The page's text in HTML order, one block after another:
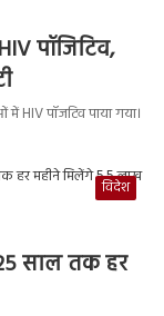
पॉजिटिव,
HIV पॉजटिव पाया गया।
विदेश
साल तक हर